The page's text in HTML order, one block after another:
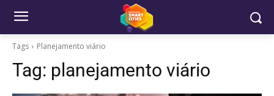
Tags Planejamento viário
Tag: planejamento viário